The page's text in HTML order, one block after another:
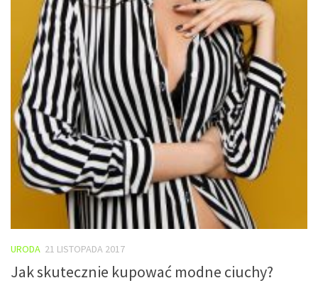
URODA 21 LISTOPADA 2017
Jak skutecznie kupować modne ciuchy?